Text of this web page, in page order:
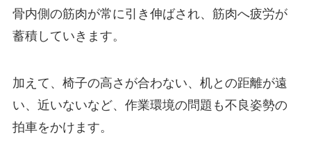
骨内側の筋肉が常に引き伸ばされ、筋肉へ疲労が
蓄積していきます。
加えて、椅子の高さが合わない、机との距離が遠
い、近いないなど、作業環境の問題も不良姿勢の
拍車をかけます。